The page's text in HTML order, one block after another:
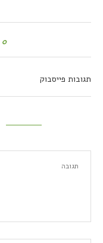
0
תגובות פייסבוק